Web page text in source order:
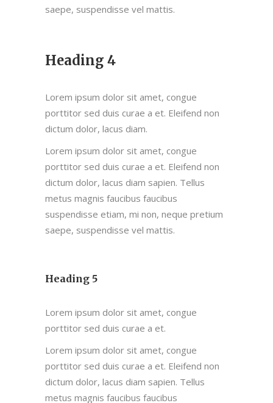
saepe, suspendisse vel mattis.
Heading 4
Lorem ipsum dolor sit amet, congue
porttitor sed duis curae a et. Eleifend non
dictum dolor, lacus diam.
Lorem ipsum dolor sit amet, congue
porttitor sed duis curae a et. Eleifend non
dictum dolor, lacus diam sapien. Tellus
metus magnis faucibus faucibus
suspendisse etiam, mi non, neque pretium
saepe, suspendisse vel mattis.
Heading 5
Lorem ipsum dolor sit amet, congue
porttitor sed duis curae a et.
Lorem ipsum dolor sit amet, congue
porttitor sed duis curae a et. Eleifend non
dictum dolor, lacus diam sapien. Tellus
metus magnis faucibus faucibus